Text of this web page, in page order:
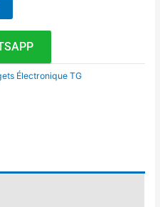
Électronique TG